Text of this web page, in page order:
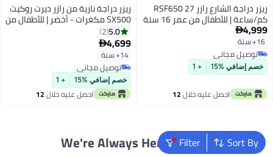
ريزر دراجة الشارع رازر RSF650 27
كم/ساعة | للأطفال من عمر 16 سنة
وما فوق | دراجة نارية | مع استخدام
مستمر يصل إلى 50 دقيقة
4,999
16+ سنة
توصيل مجاني
توصيل مجاني
خصم إضافي %15 + 1
احصل عليه خلال12
ريزر دراجة نارية من رازر ديرت روكيت
SX500 مكغرات - أخضر | للأطفال من
عمر 14 سنة وما فوق | تصل السرعة
دقيقة
5.0
2
4,699
14+ سنة
توصيل مجاني
توصيل مجاني
خصم إضافي %15 + 1
احصل عليه خلال12
Sort By
Filter
We're Always Here To Help